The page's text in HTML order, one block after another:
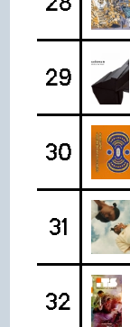
29
30
31
32